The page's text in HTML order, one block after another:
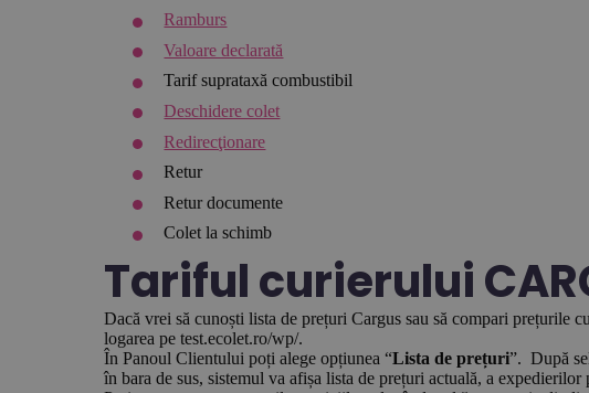
Ramburs
Valoare declarată
Tarif suprataxă combustibil
Deschidere colet
Redirecţionare
Retur
Retur documente
Colet la schimb
Tariful curierului
Dacă vrei să cunoști lista de prețuri Cargus sau să compari prețurile
logarea pe test.ecolet.ro/wp/.
În Panoul Clientului poți alege opțiunea “Lista de prețuri”. După
în bara de sus, sistemul va afișa lista de prețuri actuală, a